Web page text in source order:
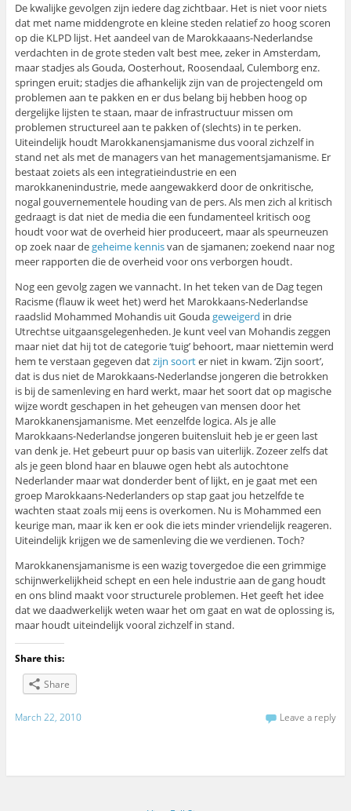
De kwalijke gevolgen zijn iedere dag zichtbaar. Het is niet voor niets
dat met name middengrote en kleine steden relatief zo hoog scoren
op die KLPD lijst. Het aandeel van de Marokkaaans-Nederlandse
verdachten in de grote steden valt best mee, zeker in Amsterdam,
maar stadjes als Gouda, Oosterhout, Roosendaal, Culemborg enz.
springen eruit; stadjes die afhankelijk zijn van de projectengeld om
problemen aan te pakken en er dus belang bij hebben hoog op
dergelijke lijsten te staan, maar de infrastructuur missen om
problemen structureel aan te pakken of (slechts) in te perken.
Uiteindelijk houdt Marokkanensjamanisme dus vooral zichzelf in
stand net als met de managers van het managementsjamanisme. Er
bestaat zoiets als een integratieindustrie en een
marokkanenindustrie, mede aangewakkerd door de onkritische,
nogal gouvernementele houding van de pers. Als men zich al kritisch
gedraagt is dat niet de media die een fundamenteel kritisch oog
houdt voor wat de overheid hier produceert, maar als speurneuzen
op zoek naar degeheime kennisvan de sjamanen; zoekend naar nog
meer rapporten die de overheid voor ons verborgen houdt.
Nog een gevolg zagen we vannacht. In het teken van de Dag tegen
Racisme (flauw ik weet het) werd het Marokkaans-Nederlandse
raadslid Mohammed Mohandis uit Goudageweigerd in drie
Utrechtse uitgaansgelegenheden. Je kunt veel van Mohandis zeggen
maar niet dat hij tot de categorie ‘tuig’ behoort, maar niettemin werd
hem te verstaan gegeven datzijn soorter niet in kwam. ‘Zijn soort’,
dat is dus niet de Marokkaans-Nederlandse jongeren die betrokken
is bij de samenleving en hard werkt, maar het soort dat op magische
wijze wordt geschapen in het geheugen van mensen door het
Marokkanensjamanisme. Met eenzelfde logica. Als je alle
Marokkaans-Nederlandse jongeren buitensluit heb je er geen last
van denk je. Het gebeurt puur op basis van uiterlijk. Zozeer zelfs dat
als je geen blond haar en blauwe ogen hebt als autochtone
Nederlander maar wat donderder bent of lijkt, en je gaat met een
groep Marokkaans-Nederlanders op stap gaat jou hetzelfde te
wachten staat zoals mij eens is overkomen. Nu is Mohammed een
keurige man, maar ik ken er ook die iets minder vriendelijk reageren.
Uiteindelijk krijgen we de samenleving die we verdienen. Toch?
Marokkanensjamanisme is een wazig tovergedoe die een grimmige
schijnwerkelijkheid schept en een hele industrie aan de gang houdt
en ons blind maakt voor structurele problemen. Het geeft het idee
dat we daadwerkelijk weten waar het om gaat en wat de oplossing is,
maar houdt uiteindelijk vooral zichzelf in stand.
Share this:
Share
March 22, 2010 Leave a reply